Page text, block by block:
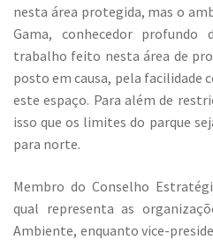
nesta área protegida, mas o
Gama, conhecedor
trabalho feito nesta área de
posto em causa, pela facilidade
este espaço. Para além de
isso que os limites do parque
para norte.
Membro do Conselho
qual representa as
Ambiente, enquanto vice-